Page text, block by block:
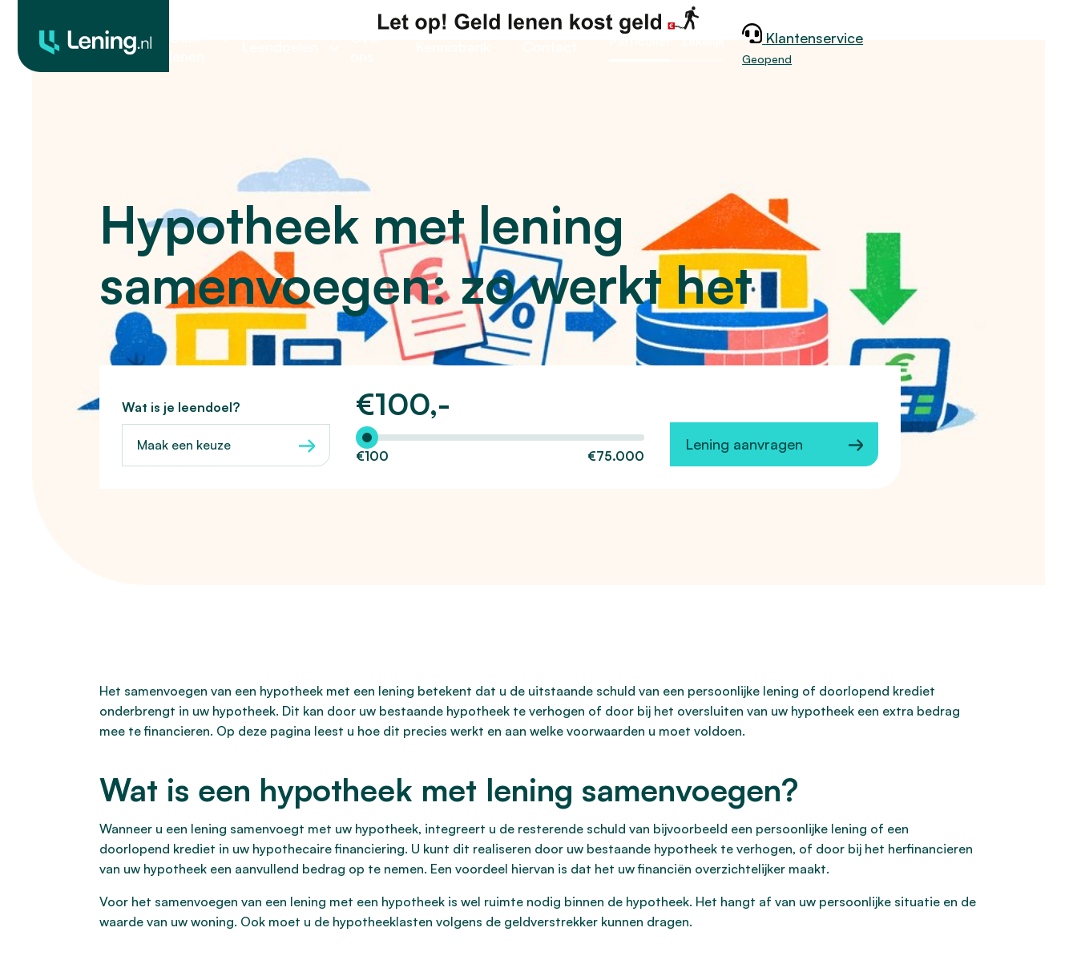
Klantenservice
Geopend
Hypotheek met lening
samenvoegen: zo werkt het
Wat is je leendoel?
Maak een keuze
€100,-
Hoeveel wilt u lenen?
€100 €75.000
Lening aanvragen
Het samenvoegen van een hypotheek met een lening betekent dat u de uitstaande schuld van een persoonlijke lening of doorlopend krediet
onderbrengt in uw hypotheek. Dit kan door uw bestaande hypotheek te verhogen of door bij het oversluiten van uw hypotheek een extra bedrag
mee te financieren. Op deze pagina leest u hoe dit precies werkt en aan welke voorwaarden u moet voldoen.
Wat is een hypotheek met lening samenvoegen?
Wanneer u een lening samenvoegt met uw hypotheek, integreert u de resterende schuld van bijvoorbeeld een persoonlijke lening of een
doorlopend krediet in uw hypothecaire financiering. U kunt dit realiseren door uw bestaande hypotheek te verhogen, of door bij het herfinancieren
van uw hypotheek een aanvullend bedrag op te nemen. Een voordeel hiervan is dat het uw financiën overzichtelijker maakt.
Voor het samenvoegen van een lening met een hypotheek is wel ruimte nodig binnen de hypotheek. Het hangt af van uw persoonlijke situatie en de
waarde van uw woning. Ook moet u de hypotheeklasten volgens de geldverstrekker kunnen dragen.